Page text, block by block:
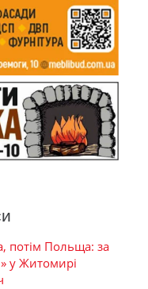
потім Польща: за
у Житомирі